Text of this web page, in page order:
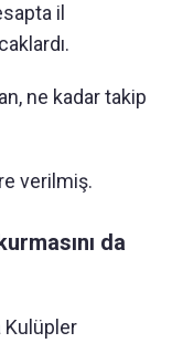
il
ne kadar takip
verilmiş.
da
Kulüpler